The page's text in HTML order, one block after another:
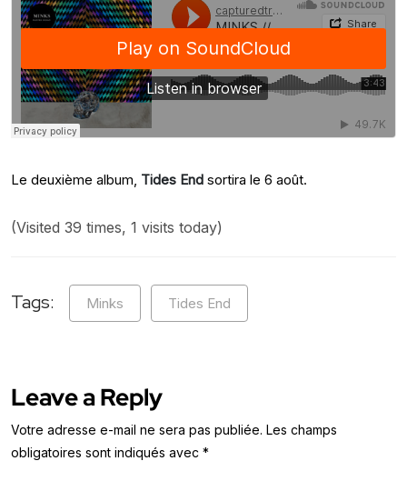
Le deuxième album, Tides End sortira le 6 août.
(Visited 39 times, 1 visits today)
Tags: Minks Tides End
Leave a Reply
Votre adresse e-mail ne sera pas publiée. Les champs
obligatoires sont indiqués avec *